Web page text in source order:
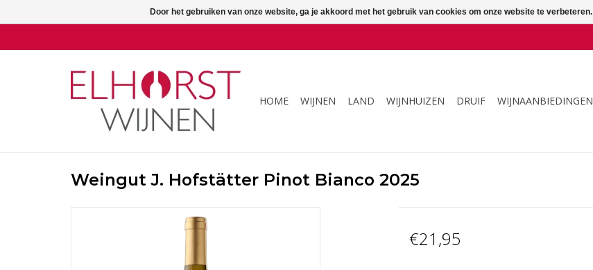
HOME WIJNEN LAND WIJNHUIZEN DRUIF WIJNAANBIEDINGEN
Weingut J. Hofstätter Pinot Bianco 2025
€21,95
Door het gebruiken van onze website, ga je akkoord met het gebruik van cookies om onze website te verbeteren.